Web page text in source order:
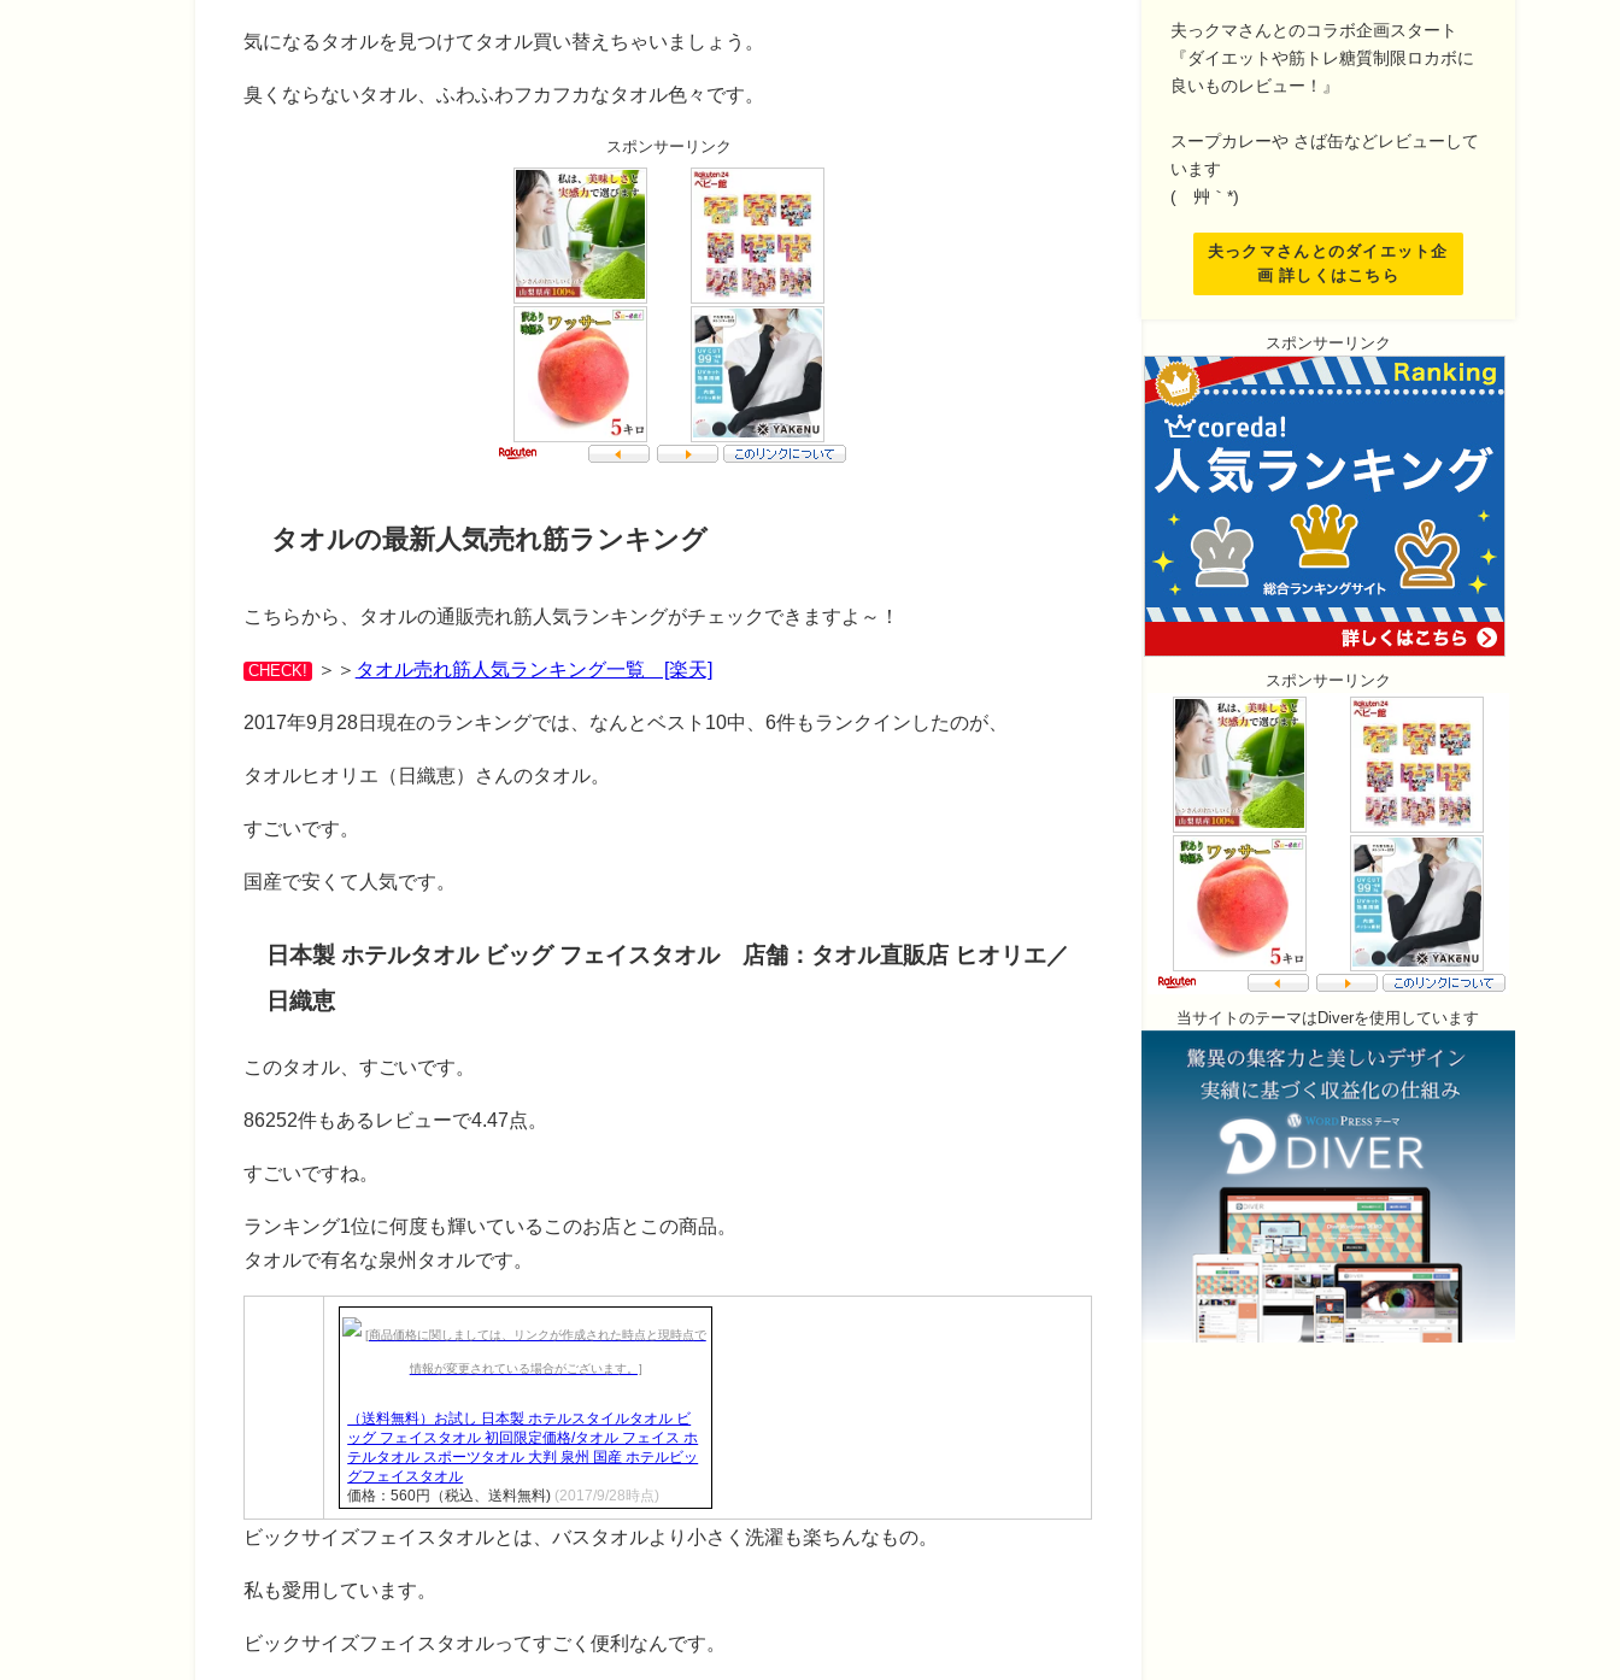
気になるタオルを見つけてタオル買い替えちゃいましょう。
臭くならないタオル、ふわふわフカフカなタオル色々です。
スポンサーリンク
タオルの最新人気売れ筋ランキング
こちらから、タオルの通販売れ筋人気ランキングがチェックできますよ～！
CHECK! ＞＞ タオル売れ筋人気ランキング一覧 [楽天]
2017年9月28日現在のランキングでは、なんとベスト10中、6件もランクインしたのが、
タオルヒオリエ（日織恵）さんのタオル。
すごいです。
国産で安くて人気です。
日本製 ホテルタオル ビッグ フェイスタオル 店舗：タオル直販店 ヒオリエ／
日織恵
このタオル、すごいです。
86252件もあるレビューで4.47点。
すごいですね。
ランキング1位に何度も輝いているこのお店とこの商品。
タオルで有名な泉州タオルです。
（送料無料）お試し 日本製 ホテルスタイルタオル ビ
ッグ フェイスタオル 初回限定価格/タオル フェイス ホ
テルタオル スポーツタオル 大判 泉州 国産 ホテルビッ
グフェイスタオル
価格：560円（税込、送料無料) (2017/9/28時点)
ビックサイズフェイスタオルとは、バスタオルより小さく洗濯も楽ちんなもの。
私も愛用しています。
ビックサイズフェイスタオルってすごく便利なんです。
夫っクマさんとのコラボ企画スタート
『ダイエットや筋トレ糖質制限ロカボに
良いものレビュー！』
スープカレーや さば缶などレビューして
います
(´艸｀*)
夫っクマさんとのダイエット企
画 詳しくはこちら
スポンサーリンク
スポンサーリンク
当サイトのテーマはDiverを使用しています